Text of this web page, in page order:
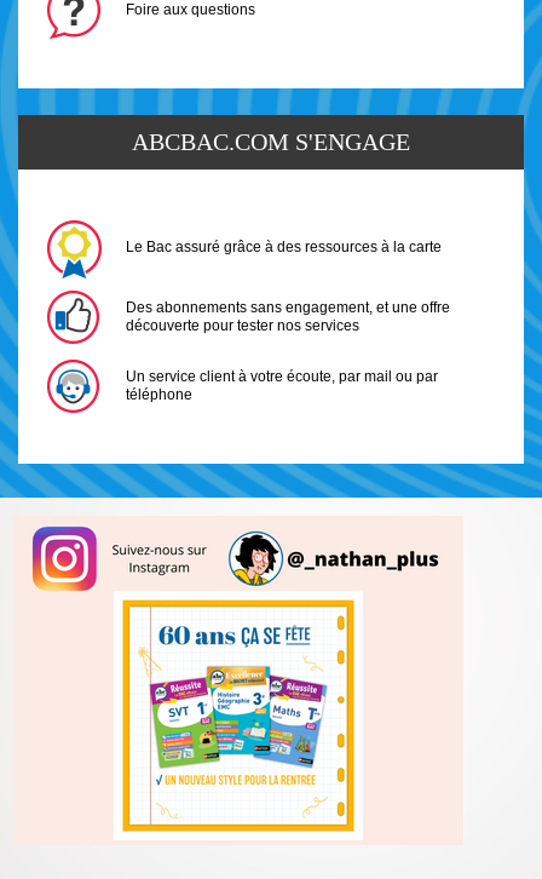
Foire aux questions
ABCBAC.COM S'ENGAGE
Le Bac assuré grâce à des ressources à la carte
Des abonnements sans engagement, et une offre
découverte pour tester nos services
Un service client à votre écoute, par mail ou par
téléphone